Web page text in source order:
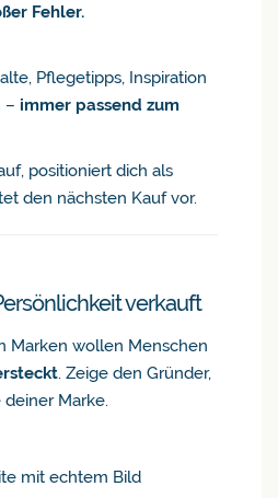
Fehler.
Pflegetipps, Inspiration
– immer passend zum
positioniert dich als
den nächsten Kauf vor.
verkauft
Marken wollen Menschen
. Zeige den Gründer,
deiner Marke.
mit echtem Bild